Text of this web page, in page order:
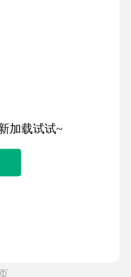
加载试试~